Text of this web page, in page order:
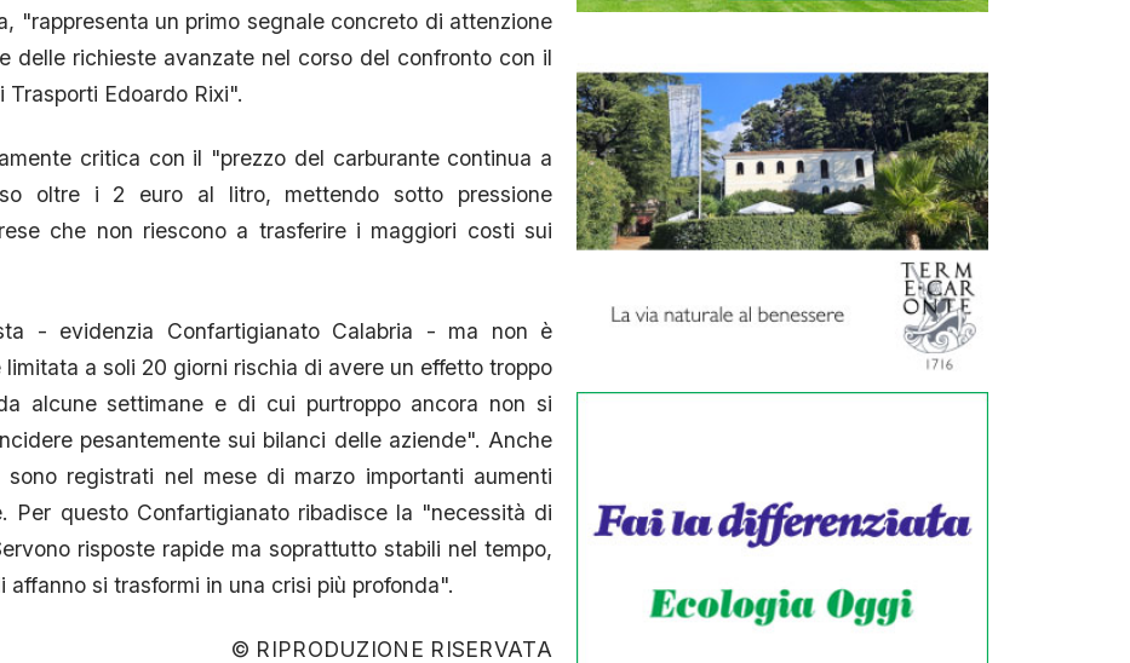
"rappresenta un primo segnale concreto di attenzione
delle richieste avanzate nel corso del confronto con il
Edoardo Rixi".
critica con il "prezzo del carburante continua a
oltre i 2 euro al litro, mettendo sotto pressione
che non riescono a trasferire i maggiori costi sui
- evidenzia Confartigianato Calabria - ma non è
a soli 20 giorni rischia di avere un effetto troppo
alcune settimane e di cui purtroppo ancora non si
pesantemente sui bilanci delle aziende". Anche
registrati nel mese di marzo importanti aumenti
Per questo Confartigianato ribadisce la "necessità di
risposte rapide ma soprattutto stabili nel tempo,
si trasformi in una crisi più profonda".
© RIPRODUZIONE RISERVATA